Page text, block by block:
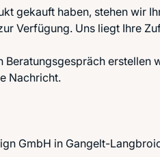
gekauft haben, stehen wir
Verfügung. Uns liegt Ihre
erstellen
Nachricht.
GmbH in Gangelt-